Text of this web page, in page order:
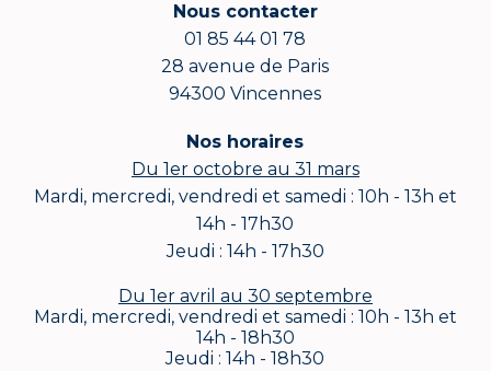
Nous contacter
01 85 44 01 78
28 avenue de Paris
94300 Vincennes
Nos horaires
Du 1er octobre au 31 mars
Mardi, mercredi, vendredi et samedi : 10h - 13h et
14h - 17h30
Jeudi : 14h - 17h30
Du 1er avril au 30 septembre
Mardi, mercredi, vendredi et samedi : 10h - 13h et
14h - 18h30
Jeudi : 14h - 18h30